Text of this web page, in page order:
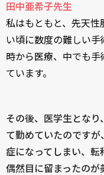
田中亜希子先生
私はもともと、先天
い頃に数度の難しい
時から医療、中でも
ています。
その後、医学生とな
て勤めていたのです
症になってしまい、
偶然目に留まったのが